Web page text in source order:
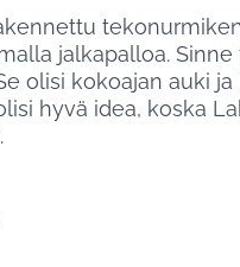
jalkapalloa.
olisi kokoajan auki
hyvä idea, koska
mukaan: Etelä-Tuusulan kylät